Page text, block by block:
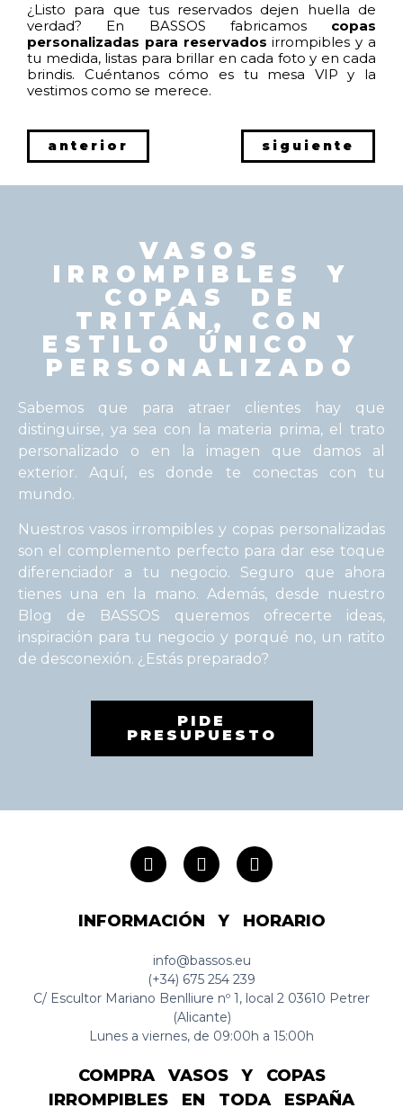
¿Listo para que tus reservados dejen huella de
verdad? En BASSOS fabricamos copas
personalizadas para reservados irrompibles y a
tu medida, listas para brillar en cada foto y en cada
brindis. Cuéntanos cómo es tu mesa VIP y la
vestimos como se merece.
anterior siguiente
VASOS
IRROMPIBLES Y
COPAS DE
TRITÁN, CON
ESTILO ÚNICO Y
PERSONALIZADO
Sabemos que para atraer clientes hay que
distinguirse, ya sea con la materia prima, el trato
personalizado o en la imagen que damos al
exterior. Aquí, es donde te conectas con tu
mundo.
Nuestros vasos irrompibles y copas personalizadas
son el complemento perfecto para dar ese toque
diferenciador a tu negocio. Seguro que ahora
tienes una en la mano. Además, desde nuestro
Blog de BASSOS queremos ofrecerte ideas,
inspiración para tu negocio y porqué no, un ratito
de desconexión. ¿Estás preparado?
PIDE
PRESUPUESTO
INFORMACIÓN Y HORARIO
info@bassos.eu
(+34) 675 254 239
C/ Escultor Mariano Benlliure nº 1, local 2 03610 Petrer
(Alicante)
Lunes a viernes, de 09:00h a 15:00h
COMPRA VASOS Y COPAS
IRROMPIBLES EN TODA ESPAÑA